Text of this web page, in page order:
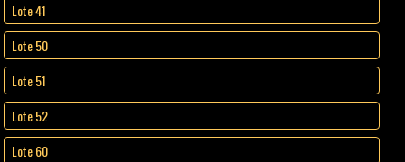
Lote 41
Lote 50
Lote 51
Lote 52
Lote 60